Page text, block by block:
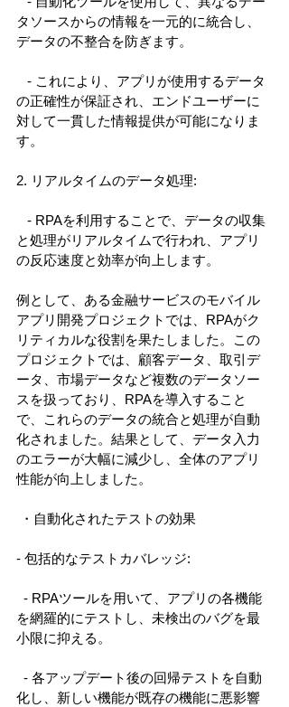
タソースからの情報を一元的に統合し、
データの不整合を防ぎます。
- これにより、アプリが使用するデータ
の正確性が保証され、エンドユーザーに
対して一貫した情報提供が可能になりま
す。
2. リアルタイムのデータ処理:
- RPAを利用することで、データの収集
と処理がリアルタイムで行われ、アプリ
の反応速度と効率が向上します。
例として、ある金融サービスのモバイル
アプリ開発プロジェクトでは、RPAがク
リティカルな役割を果たしました。この
プロジェクトでは、顧客データ、取引デ
ータ、市場データなど複数のデータソー
スを扱っており、RPAを導入すること
で、これらのデータの統合と処理が自動
化されました。結果として、データ入力
のエラーが大幅に減少し、全体のアプリ
性能が向上しました。
・自動化されたテストの効果
- 包括的なテストカバレッジ:
- RPAツールを用いて、アプリの各機能
を網羅的にテストし、未検出のバグを最
小限に抑える。
- 各アップデート後の回帰テストを自動
化し、新しい機能が既存の機能に悪影響